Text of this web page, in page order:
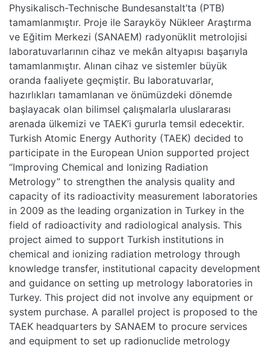
Physikalisch-Technische Bundesanstalt’ta (PTB)
tamamlanmıştır. Proje ile Sarayköy Nükleer Araştırma
ve Eğitim Merkezi (SANAEM) radyonüklit metrolojisi
laboratuvarlarının cihaz ve mekân altyapısı başarıyla
tamamlanmıştır. Alınan cihaz ve sistemler büyük
oranda faaliyete geçmiştir. Bu laboratuvarlar,
hazırlıkları tamamlanan ve önümüzdeki dönemde
başlayacak olan bilimsel çalışmalarla uluslararası
arenada ülkemizi ve TAEK’i gururla temsil edecektir.
Turkish Atomic Energy Authority (TAEK) decided to
participate in the European Union supported project
“Improving Chemical and Ionizing Radiation
Metrology” to strengthen the analysis quality and
capacity of its radioactivity measurement laboratories
in 2009 as the leading organization in Turkey in the
field of radioactivity and radiological analysis. This
project aimed to support Turkish institutions in
chemical and ionizing radiation metrology through
knowledge transfer, institutional capacity development
and guidance on setting up metrology laboratories in
Turkey. This project did not involve any equipment or
system purchase. A parallel project is proposed to the
TAEK headquarters by SANAEM to procure services
and equipment to set up radionuclide metrology